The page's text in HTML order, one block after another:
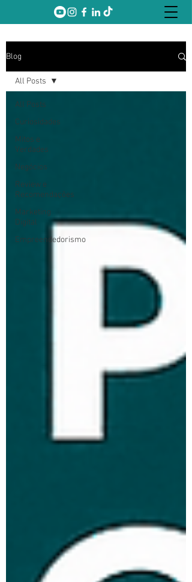
Blog
All Posts
Curiosidades
Mitos e
Verdades
Negócios
Review e
Recomendações
Marketing
Digital
Empreendedorismo
All Posts